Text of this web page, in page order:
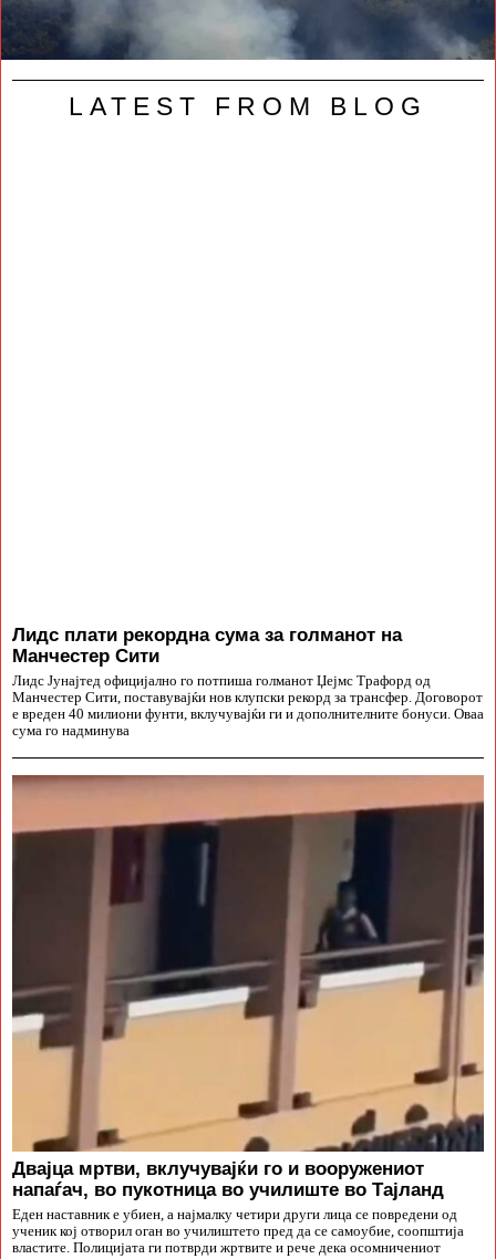
LATEST FROM BLOG
Лидс плати рекордна сума за голманот на
Манчестер Сити
Лидс Јунајтед официјално го потпиша голманот Џејмс Трафорд од
Манчестер Сити, поставувајќи нов клупски рекорд за трансфер. Договорот
е вреден 40 милиони фунти, вклучувајќи ги и дополнителните бонуси. Оваа
сума го надминува
Двајца мртви, вклучувајќи го и вооружениот
напаѓач, во пукотница во училиште во Тајланд
Еден наставник е убиен, а најмалку четири други лица се повредени од
ученик кој отворил оган во училиштето пред да се самоубие, соопштија
властите. Полицијата ги потврди жртвите и рече дека осомничениот